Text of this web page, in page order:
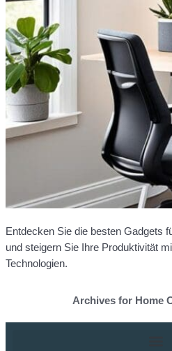
Entdecken Sie die besten Gadgets
und steigern Sie Ihre Produktivität
Technologien.
Archives for Home